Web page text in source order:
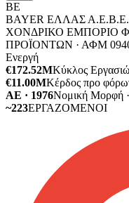
BΕ
BAYER ΕΛΛΑΣ Α.Ε.Β.Ε.
ΧΟΝΔΡΙΚΟ ΕΜΠΟΡΙΟ
ΠΡΟΪΟΝΤΩΝ · ΑΦΜ
Ενεργή
€172.52MΚύκλος
€11.00MΚέρδος προ
ΑΕ · 1976Νομική Μορφή
~223ΕΡΓΑΖΟΜΕΝΟΙ